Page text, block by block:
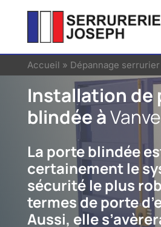
Accueil » Dépannage
Installation de
blindée à
La porte blindée
certainement le
sécurité le plus
termes de porte
Aussi, elle